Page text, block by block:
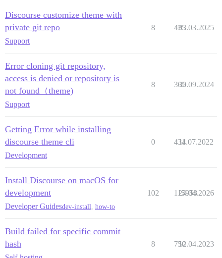
Discourse customize theme with
private git repo
Support
8 435
03.03.2025
Error cloning git repository,
access is denied or repository is
not found（theme)
Support
8 305
30.09.2024
Getting Error while installing
discourse theme cli
Development
0 434
11.07.2022
Install Discourse on macOS for
development
Developer Guidesdev-install how-to
102 115958
24.04.2026
Build failed for specific commit
hash
8 750
12.04.2023